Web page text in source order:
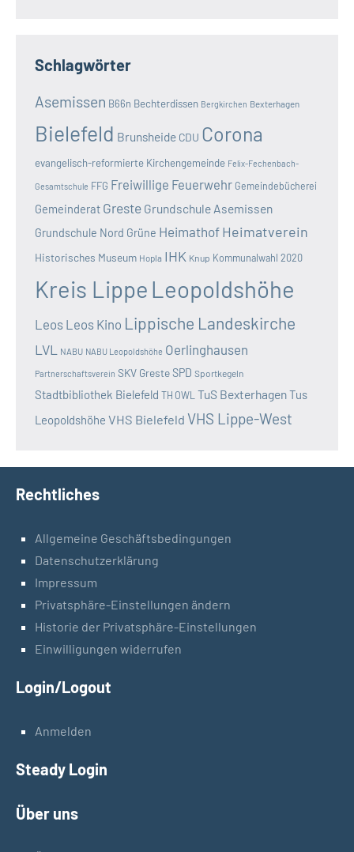
Schlagwörter
Asemissen B66n Bechterdissen Bergkirchen Bexterhagen
Bielefeld Brunsheide CDU Corona
evangelisch-reformierte Kirchengemeinde Felix-Fechenbach-
Gesamtschule FFG Freiwillige Feuerwehr Gemeindebücherei
Gemeinderat Greste Grundschule Asemissen
Grundschule Nord Grüne Heimathof Heimatverein
Historisches Museum Hopla IHK Knup Kommunalwahl 2020
Kreis Lippe Leopoldshöhe
Leos Leos Kino Lippische Landeskirche
LVL NABU NABU Leopoldshöhe Oerlinghausen
Partnerschaftsverein SKV GresteSPD Sportkegeln
Stadtbibliothek Bielefeld TH OWL TuS BexterhagenTus
Leopoldshöhe VHS Bielefeld VHS Lippe-West
Rechtliches
Allgemeine Geschäftsbedingungen
Datenschutzerklärung
Impressum
Privatsphäre-Einstellungen ändern
Historie der Privatsphäre-Einstellungen
Einwilligungen widerrufen
Login/Logout
Anmelden
Steady Login
Über uns